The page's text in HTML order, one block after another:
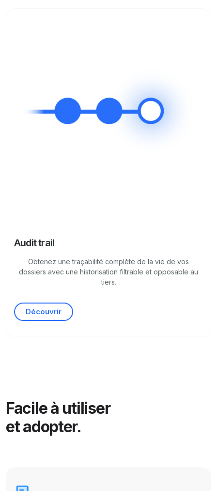
Audit trail
Obtenez une traçabilité complète de la vie de vos
dossiers avec une historisation filtrable et opposable au
tiers.
Découvrir
Facile à utiliser
et adopter.